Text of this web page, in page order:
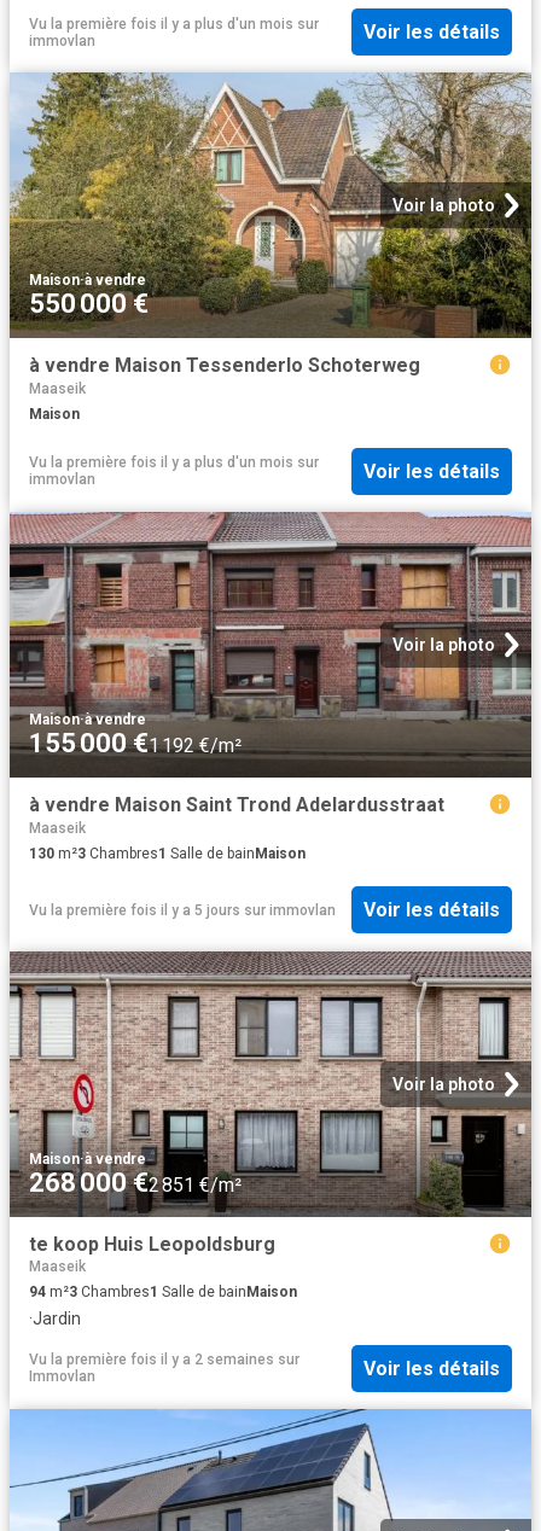
Vu la première fois il y a plus d'un mois sur
immovlan
Voir les détails
Voir la photo
Maison·à vendre
550 000 €
à vendre Maison Tessenderlo Schoterweg
Maaseik
Maison
Vu la première fois il y a plus d'un mois sur
immovlan
Voir les détails
Voir la photo
Maison·à vendre
155 000 €1 192 €/m²
à vendre Maison Saint Trond Adelardusstraat
Maaseik
130 m²3 Chambres1 Salle de bainMaison
Vu la première fois il y a 5 jours sur immovlan Voir les détails
Voir la photo
Maison·à vendre
268 000 €2 851 €/m²
te koop Huis Leopoldsburg
Maaseik
94 m²3 Chambres1 Salle de bain Maison
·Jardin
Vu la première fois il y a 2 semaines sur
Immovlan
Voir les détails